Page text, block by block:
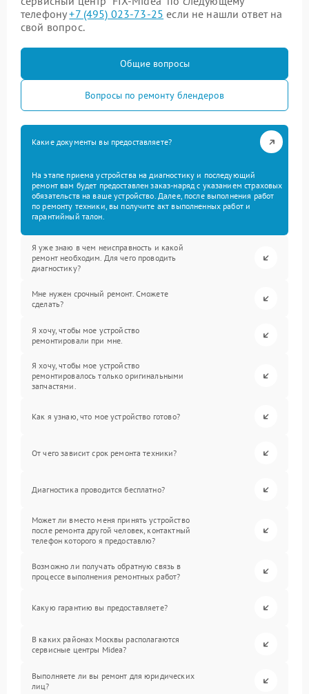
телефону+7 (495) 023-73-25 если не нашли ответ на
свой вопрос.
Общие вопросы
Вопросы по ремонту блендеров
Какие документы вы предоставляете?
На этапе приема устройства на диагностику и последующий
ремонт вам будет предоставлен заказ-наряд с указанием страховых
обязательств на ваше устройство. Далее, после выполнения работ
по ремонту техники, вы получите акт выполненных работ и
гарантийный талон.
Я уже знаю в чем неисправность и какой
ремонт необходим. Для чего проводить
диагностику?
Мне нужен срочный ремонт. Сможете
сделать?
Я хочу, чтобы мое устройство
ремонтировали при мне.
Я хочу, чтобы мое устройство
ремонтировалось только оригинальными
запчастями.
Как я узнаю, что мое устройство готово?
От чего зависит срок ремонта техники?
Диагностика проводится бесплатно?
Может ли вместо меня принять устройство
после ремонта другой человек, контактный
телефон которого я предоставлю?
Возможно ли получать обратную связь в
процессе выполнения ремонтных работ?
Какую гарантию вы предоставляете?
В каких районах Москвы располагаются
сервисные центры Midea?
Выполняете ли вы ремонт для юридических
лиц?